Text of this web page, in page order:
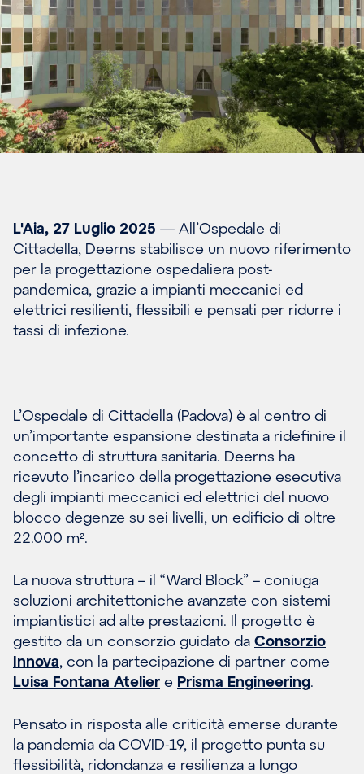
L'Aia, 27 Luglio 2025 — All’Ospedale di
Cittadella, Deerns stabilisce un nuovo riferimento
per la progettazione ospedaliera post-
pandemica, grazie a impianti meccanici ed
elettrici resilienti, flessibili e pensati per ridurre i
tassi di infezione.
L’Ospedale di Cittadella (Padova) è al centro di
un’importante espansione destinata a ridefinire il
concetto di struttura sanitaria. Deerns ha
ricevuto l’incarico della progettazione esecutiva
degli impianti meccanici ed elettrici del nuovo
blocco degenze su sei livelli, un edificio di oltre
22.000 m².
La nuova struttura – il “Ward Block” – coniuga
soluzioni architettoniche avanzate con sistemi
impiantistici ad alte prestazioni. Il progetto è
gestito da un consorzio guidato da Consorzio
Innova, con la partecipazione di partner come
Luisa Fontana Atelier e Prisma Engineering.
Pensato in risposta alle criticità emerse durante
la pandemia da COVID-19, il progetto punta su
flessibilità, ridondanza e resilienza a lungo